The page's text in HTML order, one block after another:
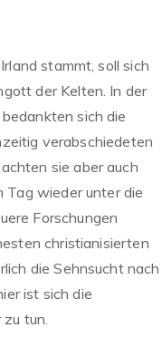
stammt, soll sich
der Kelten. In der
sich die
verabschiedeten
sie aber auch
Tag wieder unter die
Forschungen
christianisierten
die Sehnsucht nach
ist sich die
tun.